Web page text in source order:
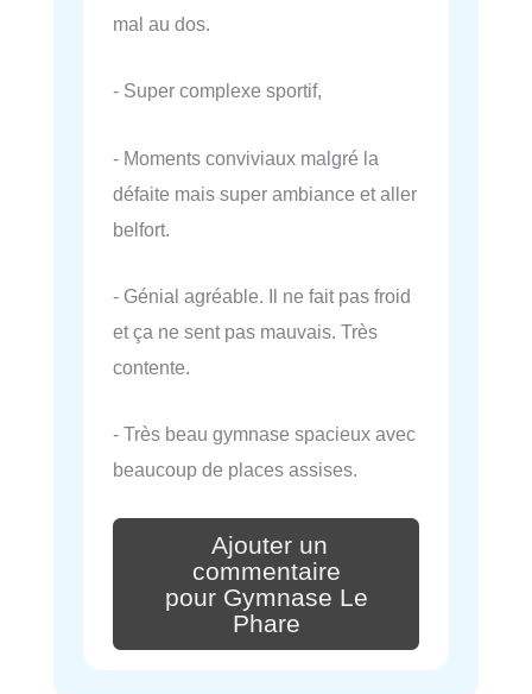
mal au dos.
- Super complexe sportif,
- Moments conviviaux malgré la
défaite mais super ambiance et aller
belfort.
- Génial agréable. Il ne fait pas froid
et ça ne sent pas mauvais. Très
contente.
- Très beau gymnase spacieux avec
beaucoup de places assises.
Ajouter un
commentaire
pour Gymnase Le
Phare